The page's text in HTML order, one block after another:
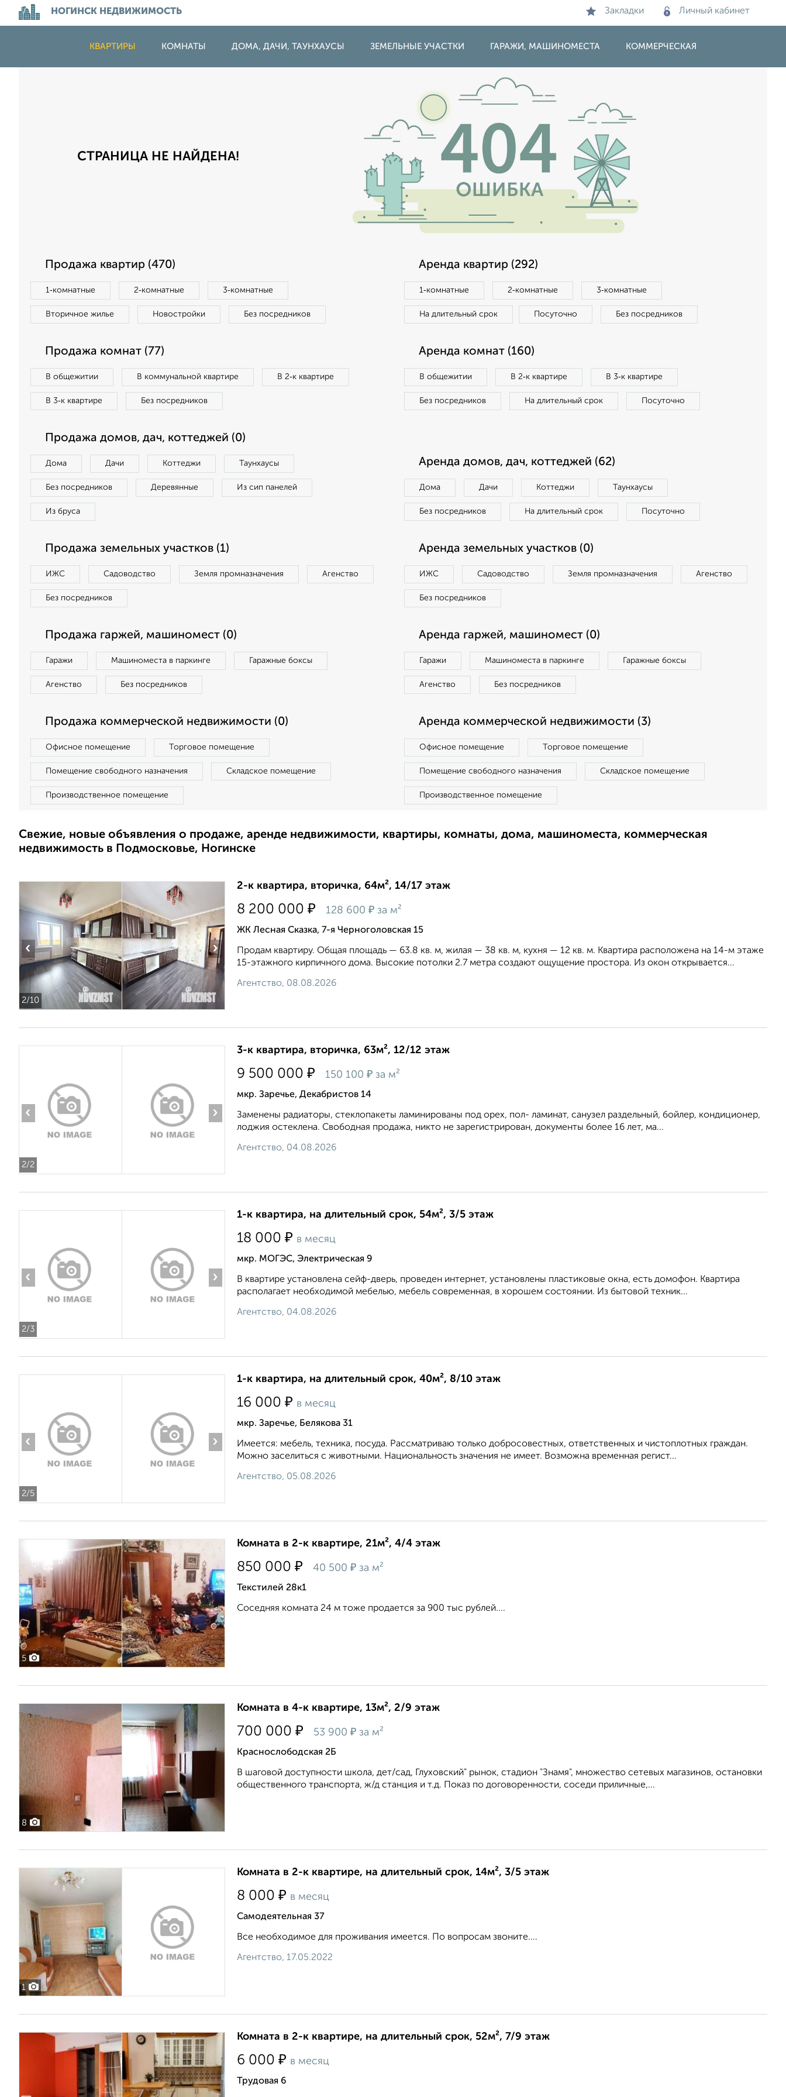
НОГИНСК НЕДВИЖИМОСТЬ Закладки Личный кабинет
КВАРТИРЫ КОМНАТЫ ДОМА, ДАЧИ, ТАУНХАУСЫ ЗЕМЕЛЬНЫЕ УЧАСТКИ ГАРАЖИ, МАШИНОМЕСТА КОММЕРЧЕСКАЯ
СТРАНИЦА НЕ НАЙДЕНА!
Продажа квартир (470)
1‑комнатные 2‑комнатные 3‑комнатные
Вторичное жилье Новостройки Без посредников
Аренда квартир (292)
1‑комнатные 2‑комнатные 3‑комнатные
На длительный срок Посуточно Без посредников
Продажа комнат (77)
В общежитии В коммунальной квартире В 2‑к квартире
В 3‑к квартире Без посредников
Аренда комнат (160)
В общежитии В 2‑к квартире В 3‑к квартире
Без посредников На длительный срок Посуточно
Продажа домов, дач, коттеджей (0)
Дома Дачи Коттеджи Таунхаусы
Без посредников Деревянные Из сип панелей
Из бруса
Аренда домов, дач, коттеджей (62)
Дома Дачи Коттеджи Таунхаусы
Без посредников На длительный срок Посуточно
Продажа земельных участков (1)
ИЖС Садоводство Земля промназначения Агенство
Без посредников
Аренда земельных участков (0)
ИЖС Садоводство Земля промназначения Агенство
Без посредников
Продажа гаржей, машиномест (0)
Гаражи Машиноместа в паркинге Гаражные боксы
Агенство Без посредников
Аренда гаржей, машиномест (0)
Гаражи Машиноместа в паркинге Гаражные боксы
Агенство Без посредников
Продажа коммерческой недвижимости (0)
Офисное помещение Торговое помещение
Помещение свободного назначения Складское помещение
Производственное помещение
Аренда коммерческой недвижимости (3)
Офисное помещение Торговое помещение
Помещение свободного назначения Складское помещение
Производственное помещение
Свежие, новые объявления о продаже, аренде недвижимости, квартиры, комнаты, дома, машиноместа, коммерческая
недвижимость в Подмосковье, Ногинске
2/10
‹ ›
2-к квартира, вторичка, 64м², 14/17 этаж
8 200 000 ₽ 128 600 ₽ за м²
ЖК Лесная Сказка, 7-я Черноголовская 15
Продам квартиру. Общая площадь — 63.8 кв. м, жилая — 38 кв. м, кухня — 12 кв. м. Квартира расположена на 14-м этаже
15-этажного кирпичного дома. Высокие потолки 2.7 метра создают ощущение простора. Из окон открывается...
Агентство, 08.08.2026
2/2
‹ ›
3-к квартира, вторичка, 63м², 12/12 этаж
9 500 000 ₽ 150 100 ₽ за м²
мкр. Заречье, Декабристов 14
Заменены радиаторы, стеклопакеты ламинированы под орех, пол- ламинат, санузел раздельный, бойлер, кондиционер,
лоджия остеклена. Свободная продажа, никто не зарегистрирован, документы более 16 лет, ма...
Агентство, 04.08.2026
2/3
‹ ›
1-к квартира, на длительный срок, 54м², 3/5 этаж
18 000 ₽ в месяц
мкр. МОГЭС, Электрическая 9
В квартире установлена сейф-дверь, проведен интернет, установлены пластиковые окна, есть домофон. Квартира
располагает необходимой мебелью, мебель современная, в хорошем состоянии. Из бытовой техник...
Агентство, 04.08.2026
2/5
‹ ›
1-к квартира, на длительный срок, 40м², 8/10 этаж
16 000 ₽ в месяц
мкр. Заречье, Белякова 31
Имеется: мебель, техника, посуда. Рассматриваю только добросовестных, ответственных и чистоплотных граждан.
Можно заселиться с животными. Национальность значения не имеет. Возможна временная регист...
Агентство, 05.08.2026
5
Комната в 2-к квартире, 21м², 4/4 этаж
850 000 ₽ 40 500 ₽ за м²
Текстилей 28к1
Соседняя комната 24 м тоже продается за 900 тыс рублей....
8
Комната в 4-к квартире, 13м², 2/9 этаж
700 000 ₽ 53 900 ₽ за м²
Краснослободская 2Б
В шаговой доступности школа, дет/сад, Глуховский" рынок, стадион "Знамя", множество сетевых магазинов, остановки
общественного транспорта, ж/д станция и т.д. Показ по договоренности, соседи приличные,...
1
Комната в 2-к квартире, на длительный срок, 14м², 3/5 этаж
8 000 ₽ в месяц
Самодеятельная 37
Все необходимое для проживания имеется. По вопросам звоните....
Агентство, 17.05.2022
Комната в 2-к квартире, на длительный срок, 52м², 7/9 этаж
6 000 ₽ в месяц
Трудовая 6